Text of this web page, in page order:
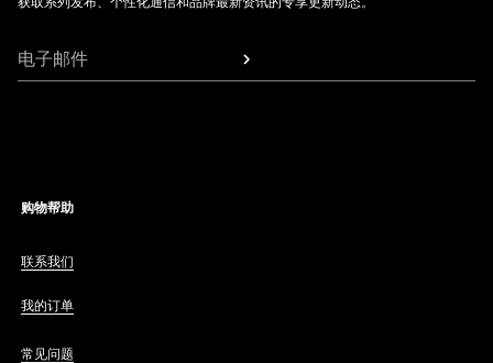
电子邮件
购物帮助
联系我们
我的订单
常见问题